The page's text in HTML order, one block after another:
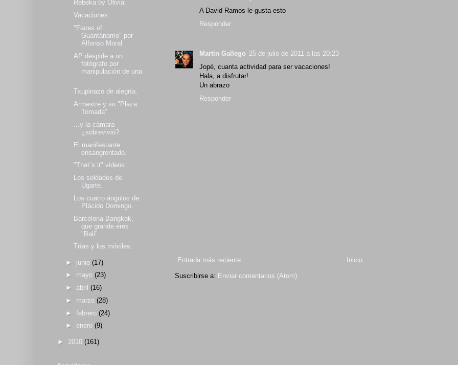
A David Ramos le gusta esto
Responder
Martin Gallego 25 de julio de 2011 a las 20:23
Jopé, cuanta actividad para ser vacaciones!
Hala, a disfrutar!
Un abrazo
Responder
Entrada más reciente Inicio
Suscribirse a: Enviar comentarios (Atom)
Rebeka by Olivia.
Vacaciones.
"Faces of
Guantánamo" por
Alfonso Moral
AP despide a un
fotógrafo por
manipulación de una
Txupinazo de alegría.
Armestre y su "Plaza
Tomada"
...y la cámara
¿sobrevivió?
El manifestante
ensangrentado.
"That´s it" videos.
Los soldados de
Ugarte.
Los cuatro ángulos de
Plácido Domingo.
Barcelona-Bangkok,
que grande eres
"Bali".
Trías y los móviles.
► junio (17)
► mayo (23)
► abril (16)
► marzo (28)
► febrero (24)
► enero (9)
► 2010 (161)